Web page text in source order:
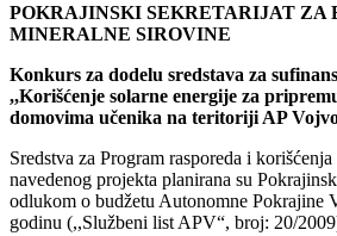
POKRAJINSKI SEKRETARIJAT ZA
MINERALNE SIROVINE
Konkurs za dodelu sredstava za
,,Korišćenje solarne energije za
domovima učenika na teritoriji AP
Sredstva za Program rasporeda i
navedenog projekta planirana su
odlukom o budžetu Autonomne Pokrajine
godinu (,,Službeni list APV“, broj: 20/